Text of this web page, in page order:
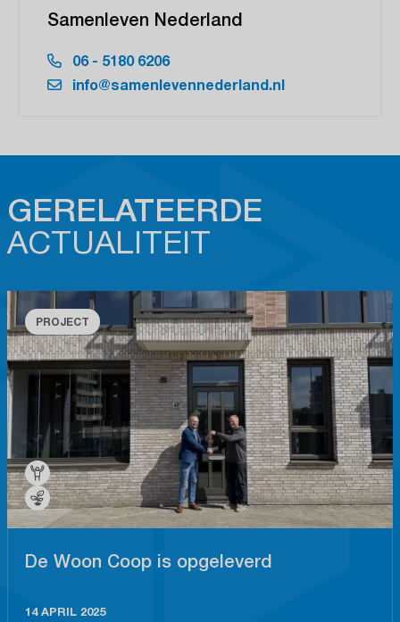
Samenleven Nederland
06 - 5180 6206
info@samenlevennederland.nl
GERELATEERDE
ACTUALITEIT
PROJECT
De Woon Coop is opgeleverd
14 APRIL 2025